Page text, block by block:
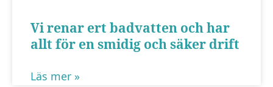
Vi renar ert badvatten och har
allt för en smidig och säker drift
Läs mer »
behövs för
att hemsidan
över huvud
fungera.